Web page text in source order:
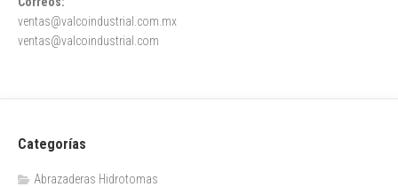
ventas@valcoindustrial.com.mx
ventas@valcoindustrial.com
Categorías
Abrazaderas Hidrotomas